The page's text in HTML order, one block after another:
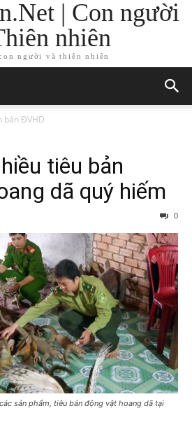
| Con người
nhiên
người và thiên nhiên
bán ĐVHD
tiêu bản
dã quý hiếm
0
sản phẩm, tiêu bản động vật hoang dã tại